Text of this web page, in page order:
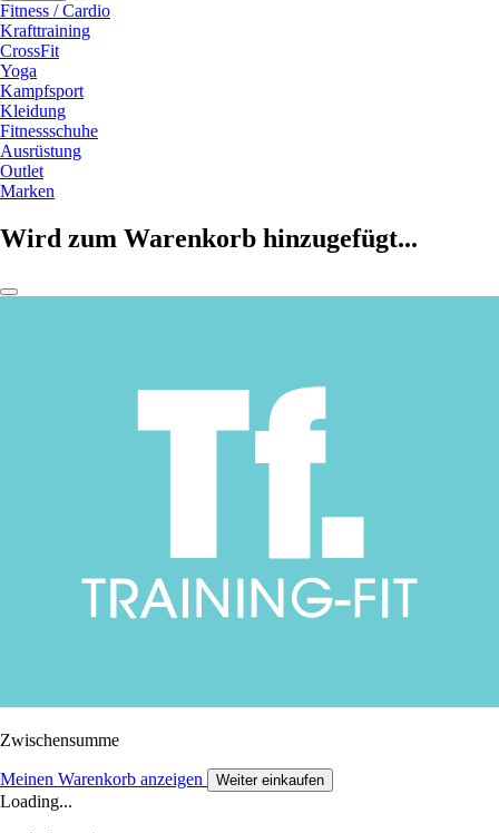
Fitness / Cardio
Krafttraining
CrossFit
Yoga
Kampfsport
Kleidung
Fitnessschuhe
Ausrüstung
Outlet
Marken
Wird zum Warenkorb hinzugefügt...
Zwischensumme
Meinen Warenkorb anzeigen Weiter einkaufen
Loading...